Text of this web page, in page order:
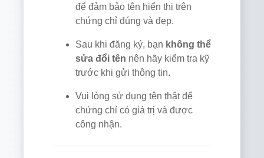
để đảm bảo tên hiển thị trên
chứng chỉ đúng và đẹp.
Sau khi đăng ký, bạn không thể
sửa đổi tên nên hãy kiểm tra kỹ
trước khi gửi thông tin.
Vui lòng sử dụng tên thật để
chứng chỉ có giá trị và được
công nhận.